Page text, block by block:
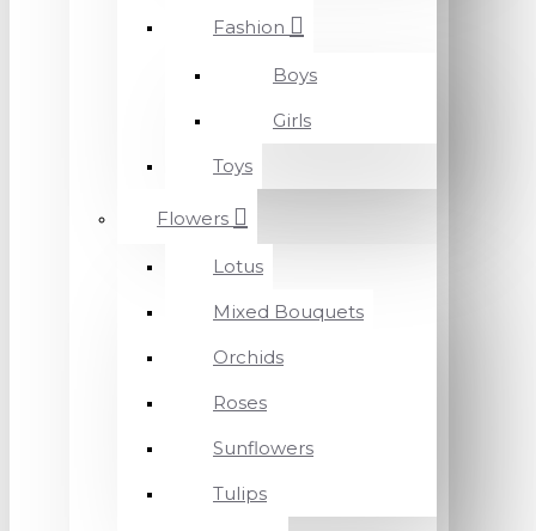
Fashion
Boys
Girls
Toys
Flowers
Lotus
Mixed Bouquets
Orchids
Roses
Sunflowers
Tulips